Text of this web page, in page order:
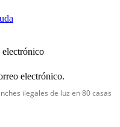
electrónico
electrónico.
ilegales de luz en 80 casas